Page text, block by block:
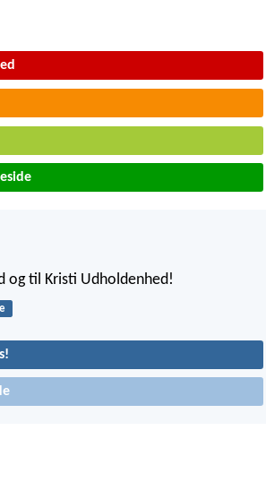
og til Kristi Udholdenhed!